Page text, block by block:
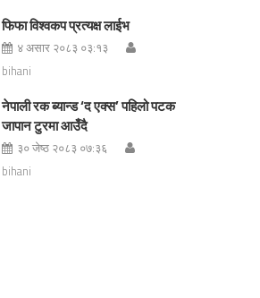
फिफा विश्वकप प्रत्यक्ष लाईभ
४ असार २०८३ ०३:१३
bihani
नेपाली रक ब्यान्ड ‘द एक्स’ पहिलो पटक
जापान टुरमा आउँदै
३० जेष्ठ २०८३ ०७:३६
bihani